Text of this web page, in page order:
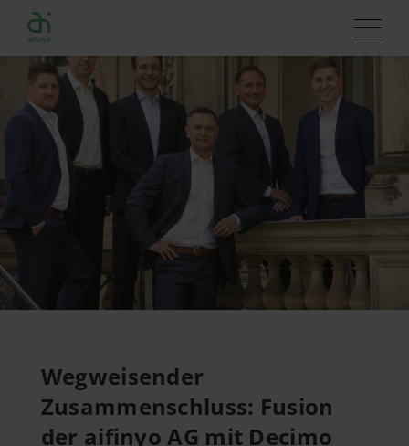
Wegweisender
Zusammenschluss: Fusion
der aifinyo AG mit Decimo